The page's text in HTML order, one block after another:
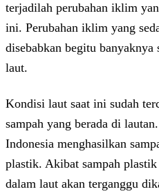
terjadilah perubahan iklim
ini. Perubahan iklim yang
disebabkan begitu
laut.
Kondisi laut saat ini sudah
sampah yang berada di
Indonesia menghasilkan
plastik. Akibat sampah
dalam laut akan terganggu